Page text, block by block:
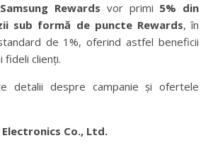
Samsung Rewards vor primi 5% din
sub formă de puncte Rewards, în
de 1%, oferind astfel beneficii
fideli clienți.
detalii despre campanie și ofertele
Co., Ltd.